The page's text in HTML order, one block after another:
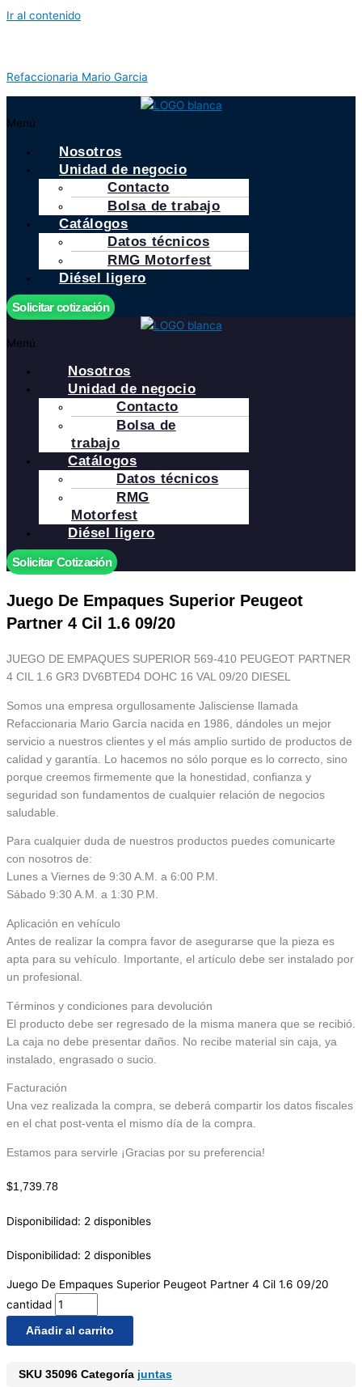
Ir al contenido
Refaccionaria Mario Garcia
Menú
Nosotros
Unidad de negocio
Contacto
Bolsa de trabajo
Catálogos
Datos técnicos
RMG Motorfest
Diésel ligero
Solicitar cotización
Menú
Nosotros
Unidad de negocio
Contacto
Bolsa de
trabajo
Catálogos
Datos técnicos
RMG
Motorfest
Diésel ligero
Solicitar Cotización
Juego De Empaques Superior Peugeot
Partner 4 Cil 1.6 09/20
JUEGO DE EMPAQUES SUPERIOR 569-410 PEUGEOT PARTNER
4 CIL 1.6 GR3 DV6BTED4 DOHC 16 VAL 09/20 DIESEL
Somos una empresa orgullosamente Jalisciense llamada
Refaccionaria Mario García nacida en 1986, dándoles un mejor
servicio a nuestros clientes y el más amplio surtido de productos de
calidad y garantía. Lo hacemos no sólo porque es lo correcto, sino
porque creemos firmemente que la honestidad, confianza y
seguridad son fundamentos de cualquier relación de negocios
saludable.
Para cualquier duda de nuestros productos puedes comunicarte
con nosotros de:
Lunes a Viernes de 9:30 A.M. a 6:00 P.M.
Sábado 9:30 A.M. a 1:30 P.M.
Aplicación en vehículo
Antes de realizar la compra favor de asegurarse que la pieza es
apta para su vehículo. Importante, el artículo debe ser instalado por
un profesional.
Términos y condiciones para devolución
El producto debe ser regresado de la misma manera que se recibió.
La caja no debe presentar daños. No recibe material sin caja, ya
instalado, engrasado o sucio.
Facturación
Una vez realizada la compra, se deberá compartir los datos fiscales
en el chat post-venta el mismo día de la compra.
Estamos para servirle ¡Gracias por su preferencia!
$1,739.78
Disponibilidad: 2 disponibles
Disponibilidad: 2 disponibles
Juego De Empaques Superior Peugeot Partner 4 Cil 1.6 09/20
cantidad
Añadir al carrito
SKU 35096 Categoría juntas